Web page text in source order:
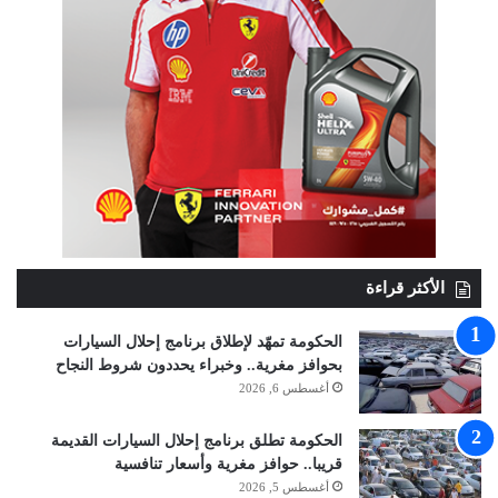
الأكثر قراءة
الحكومة تمهّد لإطلاق برنامج إحلال السيارات
بحوافز مغرية.. وخبراء يحددون شروط النجاح
أغسطس 6, 2026
الحكومة تطلق برنامج إحلال السيارات القديمة
قريبا.. حوافز مغرية وأسعار تنافسية
أغسطس 5, 2026